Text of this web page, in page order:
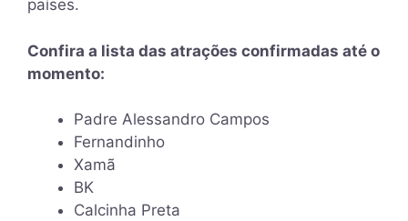
países.
Confira a lista das atrações confirmadas até o
momento:
Padre Alessandro Campos
Fernandinho
Xamã
BK
Calcinha Preta